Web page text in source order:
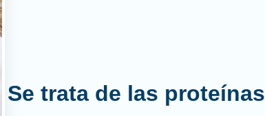
Se trata de las proteínas